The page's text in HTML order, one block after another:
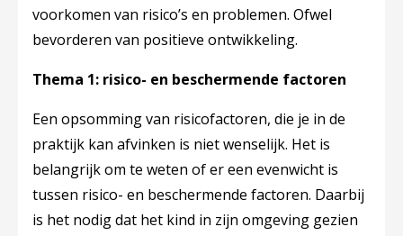
voorkomen van risico’s en problemen. Ofwel
bevorderen van positieve ontwikkeling.
Thema 1: risico- en beschermende factoren
Een opsomming van risicofactoren, die je in de
praktijk kan afvinken is niet wenselijk. Het is
belangrijk om te weten of er een evenwicht is
tussen risico- en beschermende factoren. Daarbij
is het nodig dat het kind in zijn omgeving gezien